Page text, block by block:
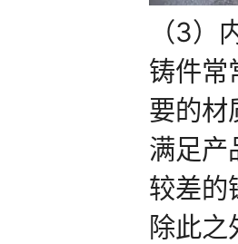
（3）
铸件常
要的材
满足产
较差的
除此